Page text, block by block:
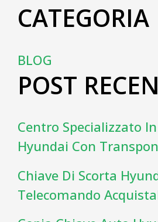
CATEGORIA
BLOG
POST
Centro Specializzato
Hyundai Con
Chiave Di Scorta
Telecomando